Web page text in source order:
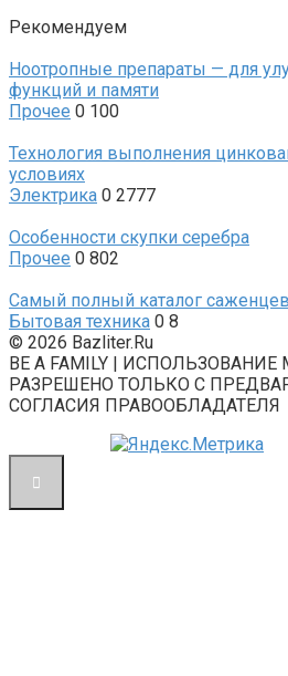
Рекомендуем
Ноотропные препараты — для
функций и памяти
Прочее 0 100
Технология выполнения
условиях
Электрика 0 2777
Особенности скупки серебра
Прочее 0 802
Самый полный каталог
Бытовая техника 0 8
© 2026 Bazliter.Ru
BE A FAMILY |
РАЗРЕШЕНО ТОЛЬКО С
СОГЛАСИЯ ПРАВООБЛАДАТЕЛЯ